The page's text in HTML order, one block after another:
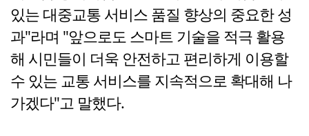
있는 대중교통 서비스 품질 향상의 중요한 성
과"라며 "앞으로도 스마트 기술을 적극 활용
해 시민들이 더욱 안전하고 편리하게 이용할
수 있는 교통 서비스를 지속적으로 확대해 나
가겠다"고 말했다.